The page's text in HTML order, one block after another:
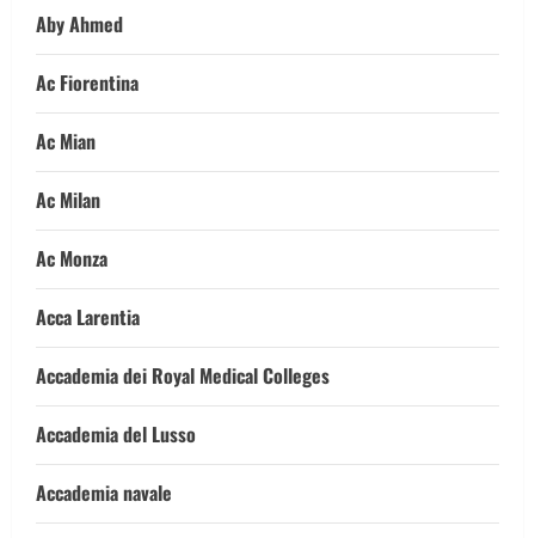
Aby Ahmed
Ac Fiorentina
Ac Mian
Ac Milan
Ac Monza
Acca Larentia
Accademia dei Royal Medical Colleges
Accademia del Lusso
Accademia navale